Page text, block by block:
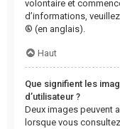
volontaire et
d’informations,
® (en anglais).
Haut
Que signifient les
d’utilisateur ?
Deux images peuvent
lorsque vous